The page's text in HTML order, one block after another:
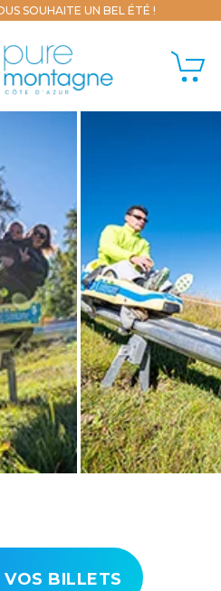
SOUHAITE UN BEL ÉTÉ !
BILLETS